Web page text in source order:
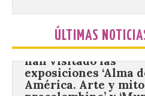
ÚLTIMAS
Más de 10.000
han visitado las
exposiciones ‘Alma
América. Arte y mito
precolombino’ y
Novus’ en la Sala de
Eloy